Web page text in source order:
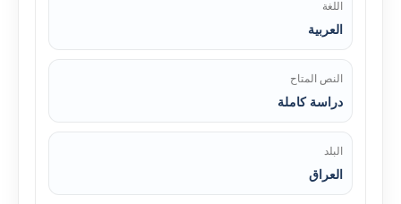
اللغة
العربية
النص المتاح
دراسة كاملة
البلد
العراق